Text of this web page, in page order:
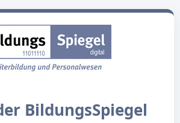
BildungsSpiegel